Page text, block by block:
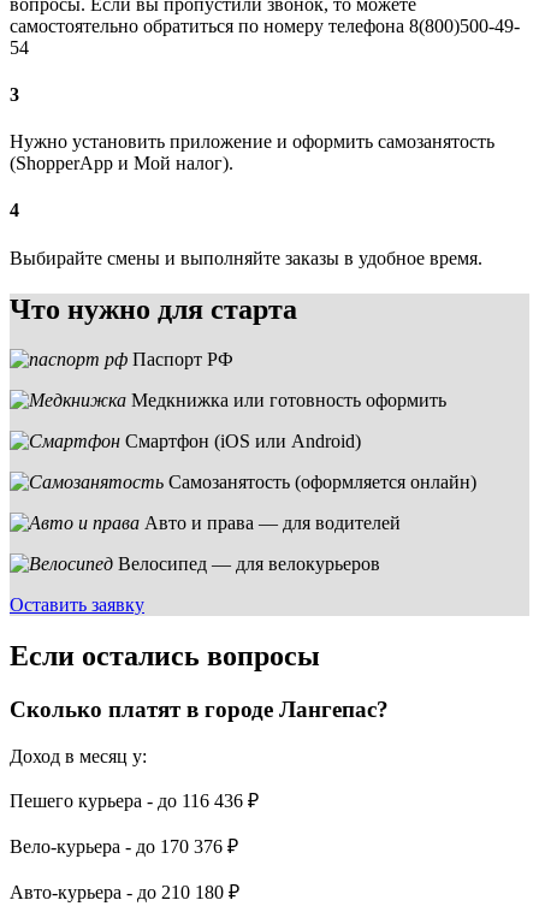
самостоятельно обратиться по номеру телефона 8(800)500-49-
54
3
Нужно установить приложение и оформить самозанятость
(ShopperApp и Мой налог).
4
Выбирайте смены и выполняйте заказы в удобное время.
Что нужно для старта
Паспорт РФ
Медкнижка или готовность оформить
Смартфон (iOS или Android)
Самозанятость (оформляется онлайн)
Авто и права — для водителей
Велосипед — для велокурьеров
Оставить заявку
Если остались вопросы
Сколько платят в городе Лангепас?
Доход в месяц у:
Пешего курьера - до 116 436 ₽
Вело-курьера - до 170 376 ₽
Авто-курьера - до 210 180 ₽